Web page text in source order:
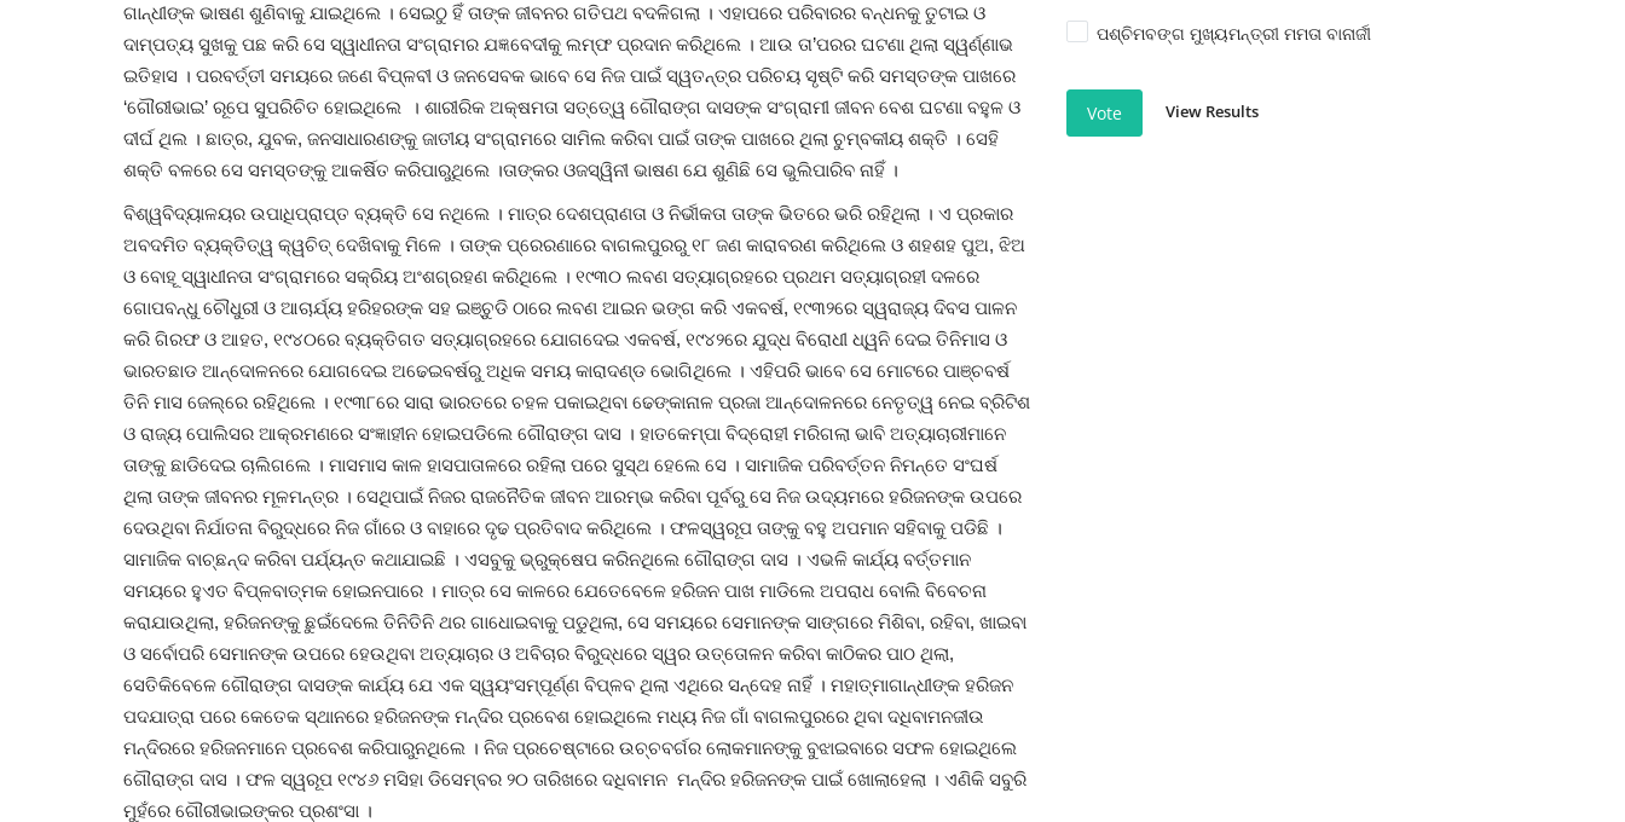
ଗାନ୍ଧୀଙ୍କ ଭାଷଣ ଶୁଣିବାକୁ ଯାଇଥିଲେ । ସେଇଠୁ ହିଁ ତାଙ୍କ ଜୀବନର ଗତିପଥ ବଦଳିଗଲା । ଏହାପରେ ପରିବାରର ବନ୍ଧନକୁ ତୁଟାଇ ଓ
ଦାମ୍ପତ୍ୟ ସୁଖକୁ ପଛ କରି ସେ ସ୍ୱାଧୀନତା ସଂଗ୍ରାମର ଯଜ୍ଞବେଦୀକୁ ଲମ୍ଫ ପ୍ରଦାନ କରିଥିଲେ । ଆଉ ତା’ପରର ଘଟଣା ଥିଲା ସ୍ୱର୍ଣ୍ଣାଭ
ଇତିହାସ । ପରବର୍ତ୍ତୀ ସମୟରେ ଜଣେ ବିପ୍ଳବୀ ଓ ଜନସେବକ ଭାବେ ସେ ନିଜ ପାଇଁ ସ୍ୱତନ୍ତ୍ର ପରିଚୟ ସୃଷ୍ଟି କରି ସମସ୍ତଙ୍କ ପାଖରେ
‘ଗୌରୀଭାଇ’ ରୂପେ ସୁପରିଚିତ ହୋଇଥିଲେ । ଶାରୀରିକ ଅକ୍ଷମତା ସତ୍ତେ୍ୱ ଗୌରାଙ୍ଗ ଦାସଙ୍କ ସଂଗ୍ରାମୀ ଜୀବନ ବେଶ ଘଟଣା ବହୁଳ ଓ
ଦୀର୍ଘ ଥିଲ । ଛାତ୍ର, ଯୁବକ, ଜନସାଧାରଣଙ୍କୁ ଜାତୀୟ ସଂଗ୍ରାମରେ ସାମିଲ କରିବା ପାଇଁ ତାଙ୍କ ପାଖରେ ଥିଲା ଚୁମ୍ବକୀୟ ଶକ୍ତି । ସେହି
ଶକ୍ତି ବଳରେ ସେ ସମସ୍ତଙ୍କୁ ଆକର୍ଷିତ କରିପାରୁଥିଲେ ।ତାଙ୍କର ଓଜସ୍ୱିନୀ ଭାଷଣ ଯେ ଶୁଣିଛି ସେ ଭୁଲିପାରିବ ନାହିଁ ।
ବିଶ୍ୱବିଦ୍ୟାଳୟର ଉପାଧିପ୍ରାପ୍ତ ବ୍ୟକ୍ତି ସେ ନଥିଲେ । ମାତ୍ର ଦେଶପ୍ରାଣତା ଓ ନିର୍ଭୀକତା ତାଙ୍କ ଭିତରେ ଭରି ରହିଥିଲା । ଏ ପ୍ରକାର
ଅବଦମିତ ବ୍ୟକ୍ତିତ୍ୱ କ୍ୱଚିତ୍‌ ଦେଖିବାକୁ ମିଳେ । ତାଙ୍କ ପ୍ରେରଣାରେ ବାଗଲପୁରରୁ ୧୮ ଜଣ କାରାବରଣ କରିଥିଲେ ଓ ଶହଶହ ପୁଅ, ଝିଅ
ଓ ବୋହୂ ସ୍ୱାଧୀନତା ସଂଗ୍ରାମରେ ସକ୍ରିୟ ଅଂଶଗ୍ରହଣ କରିଥିଲେ । ୧୯୩୦ ଲବଣ ସତ୍ୟାଗ୍ରହରେ ପ୍ରଥମ ସତ୍ୟାଗ୍ରହୀ ଦଳରେ
ଗୋପବନ୍ଧୁ ଚୌଧୁରୀ ଓ ଆଚାର୍ଯ୍ୟ ହରିହରଙ୍କ ସହ ଇଞ୍ଚୁଡି ଠାରେ ଲବଣ ଆଇନ ଭଙ୍ଗ କରି ଏକବର୍ଷ, ୧୯୩୨ରେ ସ୍ୱରାଜ୍ୟ ଦିବସ ପାଳନ
କରି ଗିରଫ ଓ ଆହତ, ୧୯୪୦ରେ ବ୍ୟକ୍ତିଗତ ସତ୍ୟାଗ୍ରହରେ ଯୋଗଦେଇ ଏକବର୍ଷ, ୧୯୪୨ରେ ଯୁଦ୍ଧ ବିରୋଧୀ ଧ୍ୱନି ଦେଇ ତିନିମାସ ଓ
ଭାରତଛାଡ ଆନ୍ଦୋଳନରେ ଯୋଗଦେଇ ଅଢେଇବର୍ଷରୁ ଅଧିକ ସମୟ କାରାଦଣ୍ଡ ଭୋଗିଥିଲେ । ଏହିପରି ଭାବେ ସେ ମୋଟରେ ପାଞ୍ଚବର୍ଷ
ତିନି ମାସ ଜେଲ୍‌ରେ ରହିଥିଲେ । ୧୯୩୮ରେ ସାରା ଭାରତରେ ଚହଳ ପକାଇଥିବା ଢେଙ୍କାନାଳ ପ୍ରଜା ଆନ୍ଦୋଳନରେ ନେତୃତ୍ୱ ନେଇ ବ୍ରିଟିଶ
ଓ ରାଜ୍ୟ ପୋଲିସର ଆକ୍ରମଣରେ ସଂଜ୍ଞାହୀନ ହୋଇପଡିଲେ ଗୌରାଙ୍ଗ ଦାସ । ହାତକେମ୍ପା ବିଦ୍ରୋହୀ ମରିଗଲା ଭାବି ଅତ୍ୟାଚାରୀମାନେ
ତାଙ୍କୁ ଛାଡିଦେଇ ଚାଲିଗଲେ । ମାସମାସ କାଳ ହାସପାତାଳରେ ରହିଲା ପରେ ସୁସ୍ଥ ହେଲେ ସେ । ସାମାଜିକ ପରିବର୍ତ୍ତନ ନିମନ୍ତେ ସଂଘର୍ଷ
ଥିଲା ତାଙ୍କ ଜୀବନର ମୂଳମନ୍ତ୍ର । ସେଥିପାଇଁ ନିଜର ରାଜନୈତିକ ଜୀବନ ଆରମ୍ଭ କରିବା ପୂର୍ବରୁ ସେ ନିଜ ଉଦ୍ୟମରେ ହରିଜନଙ୍କ ଉପରେ
ଦେଉଥିବା ନିର୍ଯାତନା ବିରୁଦ୍ଧରେ ନିଜ ଗାଁରେ ଓ ବାହାରେ ଦୃଢ ପ୍ରତିବାଦ କରିଥିଲେ । ଫଳସ୍ୱରୂପ ତାଙ୍କୁ ବହୁ ଅପମାନ ସହିବାକୁ ପଡିଛି ।
ସାମାଜିକ ବାଚ୍ଛନ୍ଦ କରିବା ପର୍ଯ୍ୟନ୍ତ କଥାଯାଇଛି । ଏସବୁକୁ ଭ୍ରୁକ୍ଷେପ କରିନଥିଲେ ଗୌରାଙ୍ଗ ଦାସ । ଏଭଳି କାର୍ଯ୍ୟ ବର୍ତ୍ତମାନ
ସମୟରେ ହୁଏତ ବିପ୍ଳବାତ୍ମକ ହୋଇନପାରେ । ମାତ୍ର ସେ କାଳରେ ଯେତେବେଳେ ହରିଜନ ପାଖ ମାଡିଲେ ଅପରାଧ ବୋଲି ବିବେଚନା
କରାଯାଉଥିଲା, ହରିଜନଙ୍କୁ ଛୁଇଁଦେଲେ ତିନିତିନି ଥର ଗାଧୋଇବାକୁ ପଡୁଥିଲା, ସେ ସମୟରେ ସେମାନଙ୍କ ସାଙ୍ଗରେ ମିଶିବା, ରହିବା, ଖାଇବା
ଓ ସର୍ବୋପରି ସେମାନଙ୍କ ଉପରେ ହେଉଥିବା ଅତ୍ୟାଚାର ଓ ଅବିଚାର ବିରୁଦ୍ଧରେ ସ୍ୱର ଉତ୍ତୋଳନ କରିବା କାଠିକର ପାଠ ଥିଲା,
ସେତିକିବେଳେ ଗୌରାଙ୍ଗ ଦାସଙ୍କ କାର୍ଯ୍ୟ ଯେ ଏକ ସ୍ୱୟଂସମ୍ପୂର୍ଣ୍ଣ ବିପ୍ଳବ ଥିଲା ଏଥିରେ ସନ୍ଦେହ ନାହିଁ । ମହାତ୍ମାଗାନ୍ଧୀଙ୍କ ହରିଜନ
ପଦଯାତ୍ରା ପରେ କେତେକ ସ୍ଥାନରେ ହରିଜନଙ୍କ ମନ୍ଦିର ପ୍ରବେଶ ହୋଇଥିଲେ ମଧ୍ୟ ନିଜ ଗାଁ ବାଗଲପୁରରେ ଥିବା ଦଧିବାମନଜୀଉ
ମନ୍ଦିରରେ ହରିଜନମାନେ ପ୍ରବେଶ କରିପାରୁନଥିଲେ । ନିଜ ପ୍ରଚେଷ୍ଟାରେ ଉଚ୍ଚବର୍ଗର ଲୋକମାନଙ୍କୁ ବୁଝାଇବାରେ ସଫଳ ହୋଇଥିଲେ
ଗୌରାଙ୍ଗ ଦାସ । ଫଳ ସ୍ୱରୂପ ୧୯୪୬ ମସିହା ଡିସେମ୍ବର ୨୦ ତାରିଖରେ ଦଧିବାମନ ମନ୍ଦିର ହରିଜନଙ୍କ ପାଇଁ ଖୋଲାହେଲା । ଏଣିକି ସବୁରି
ମୁହଁରେ ଗୌରୀଭାଇଙ୍କର ପ୍ରଶଂସା ।
ପଶ୍ଚିମବଙ୍ଗ ମୁଖ୍ୟମନ୍ତ୍ରୀ ମମତା ବାନାର୍ଜୀ
Vote View Results